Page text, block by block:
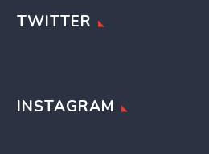
TWITTER
INSTAGRAM